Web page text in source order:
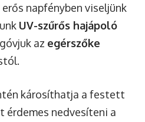
napfényben viseljünk
UV-szűrős hajápoló
az egérszőke
károsíthatja a festett
érdemes nedvesíteni a